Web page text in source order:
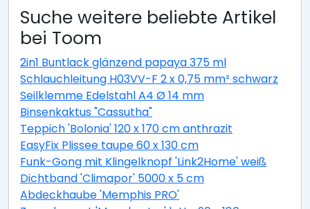
Suche weitere beliebte Artikel
bei Toom
2in1 Buntlack glänzend papaya 375 ml
Schlauchleitung H03VV-F 2 x 0,75 mm² schwarz
Seilklemme Edelstahl A4 Ø 14 mm
Binsenkaktus "Cassutha"
Teppich 'Bolonia' 120 x 170 cm anthrazit
EasyFix Plissee taupe 60 x 130 cm
Funk-Gong mit Klingelknopf 'Link2Home' weiß
Dichtband 'Climapor' 5000 x 5 cm
Abdeckhaube 'Memphis PRO'